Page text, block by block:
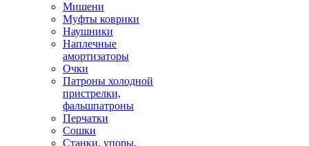
Мишени
Муфты коврики
Наушники
Наплечные
амортизаторы
Очки
Патроны холодной
пристрелки,
фальшпатроны
Перчатки
Сошки
Станки, упоры,